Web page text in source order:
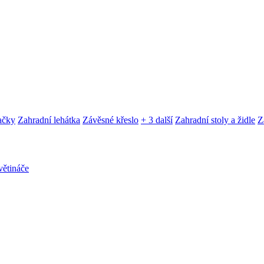
Zahradní lehátka Závěsné křeslo + 3 další Zahradní stoly a židle